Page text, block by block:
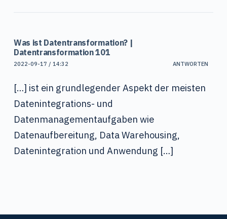
Was ist Datentransformation? |
Datentransformation 101
2022-09-17 / 14:32 ANTWORTEN
[…] ist ein grundlegender Aspekt der meisten
Datenintegrations- und
Datenmanagementaufgaben wie
Datenaufbereitung, Data Warehousing,
Datenintegration und Anwendung […]